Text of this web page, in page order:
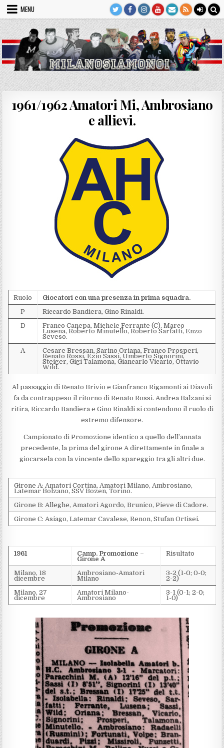
Skip
content
MENU
1961/1962 Amatori Mi, Ambrosiano
e allievi.
Ruolo
Giocatori con una presenza in prima squadra.
P
Riccardo Bandiera, Gino Rinaldi.
D
Franco Canepa, Michele Ferrante (C), Marco
Lusena, Roberto Minutello, Roberto Sarfatti, Enzo
Seveso.
A
Cesare Bressan, Sarino Oriana, Franco Prosperi,
Renato Rossi, Ezio Sassi, Umberto Signorini,
Steiger, Gigi Talamona, Giancarlo Vicario, Ottavio
Wild.
Al passaggio di Renato Brivio e Gianfranco Rigamonti ai Diavoli
fa da contrappeso il ritorno di Renato Rossi. Andrea Balzani si
ritira, Riccardo Bandiera e Gino Rinaldi si contendono il ruolo di
estremo difensore.
Campionato di Promozione identico a quello dell’annata
precedente, la prima del girone A direttamente in finale a
giocarsela con la vincente dello spareggio tra gli altri due.
Girone A: Amatori Cortina, Amatori Milano, Ambrosiano,
Latemar Bolzano, SSV Bozen, Torino.
Girone B: Alleghe, Amatori Agordo, Brunico, Pieve di Cadore.
Girone C: Asiago, Latemar Cavalese, Renon, Stufan Ortisei.
1961 Camp. Promozione –
Girone A
Risultato
Milano, 18
dicembre
Ambrosiano-Amatori
Milano
3-2 (1-0; 0-0;
2-2)
Milano, 27
dicembre
Amatori Milano-
Ambrosiano
3-1 (0-1; 2-0;
1-0)